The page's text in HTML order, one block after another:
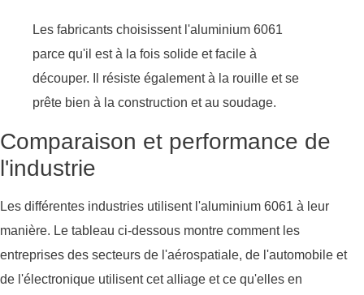
Les fabricants choisissent l'aluminium 6061
parce qu'il est à la fois solide et facile à
découper. Il résiste également à la rouille et se
prête bien à la construction et au soudage.
Comparaison et performance de
l'industrie
Les différentes industries utilisent l'aluminium 6061 à leur
manière. Le tableau ci-dessous montre comment les
entreprises des secteurs de l'aérospatiale, de l'automobile et
de l'électronique utilisent cet alliage et ce qu'elles en